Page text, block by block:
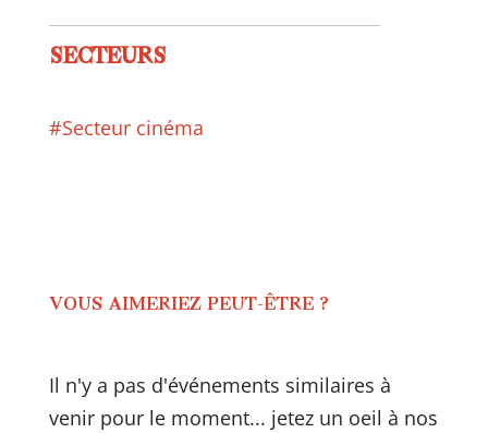
SECTEURS
#Secteur cinéma
VOUS AIMERIEZ PEUT-ÊTRE ?
Il n'y a pas d'événements similaires à
venir pour le moment... jetez un oeil à nos